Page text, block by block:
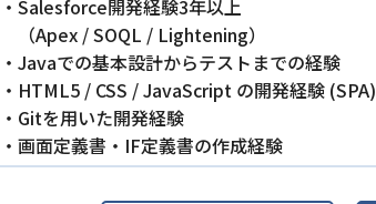
・Salesforce開発経験3年以上
（Apex / SOQL / Lightening）
・Javaでの基本設計からテストまでの経験
・HTML5 / CSS / JavaScript の開発経験 (SPA)
・Gitを用いた開発経験
・画面定義書・IF定義書の作成経験